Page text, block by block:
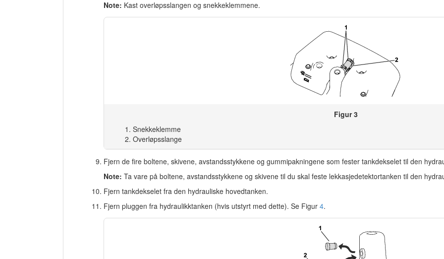
Note: Kast overløpsslangen og snekkeklemmene.
Figur 3
Snekkeklemme
Overløpsslange
Fjern de fire boltene, skivene, avstandsstykkene og gummipakningene som fester tankdekselet til den
Note:Ta vare på boltene, avstandsstykkene og skivene til du skal feste lekkasjedetektortanken til den
Fjern tankdekselet fra den hydrauliske hovedtanken.
Fjern pluggen fra hydraulikktanken (hvis utstyrt med dette). Se Figur4.